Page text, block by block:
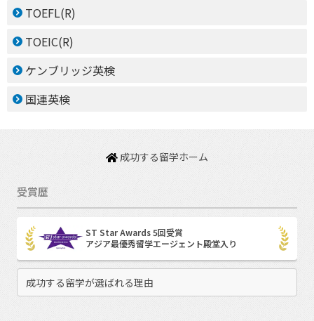
TOEFL(R)
TOEIC(R)
ケンブリッジ英検
国連英検
成功する留学ホーム
受賞歴
ST Star Awards 5回受賞
アジア最優秀留学エージェント殿堂入り
成功する留学が選ばれる理由